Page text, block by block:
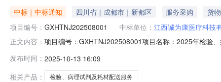
中标｜中标通知 四川省｜成都市｜新都区 服务采购
货物
项目编号： GXHTNJ202508001 中标单位： 江西诚为康医疗科技
正文内容： 项目编号：GXHTNJ202508001项目名称：2025年检验
108,900.00元（大写：壹拾万零捌仟玖佰元整）地址：
发布时间： 2025-10-13 16:09
相关产品：
检验、病理试剂及耗材配送服务